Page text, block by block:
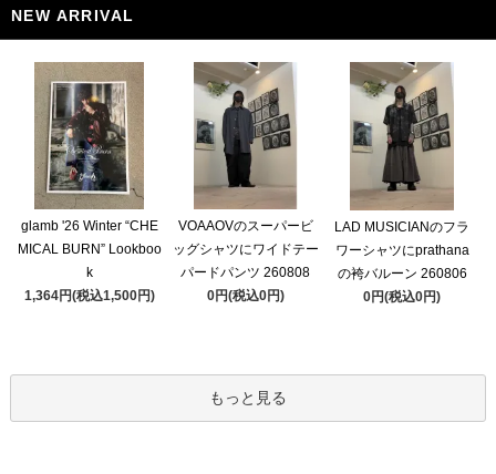
NEW ARRIVAL
glamb '26 Winter “CHE
MICAL BURN” Lookboo
k
1,364円(税込1,500円)
VOAAOVのスーパービ
ッグシャツにワイドテー
パードパンツ 260808
0円(税込0円)
LAD MUSICIANのフラ
ワーシャツにprathana
の袴バルーン 260806
0円(税込0円)
もっと見る